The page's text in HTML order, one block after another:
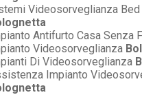
Videosorveglianza
Antifurto Casa Senza
Videosorveglianza
Di Videosorveglianza
Impianto